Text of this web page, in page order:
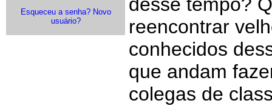
Esqueceu a senha? Novo
usuário?
desse tempo?
reencontrar
conhecidos
que andam
colegas de